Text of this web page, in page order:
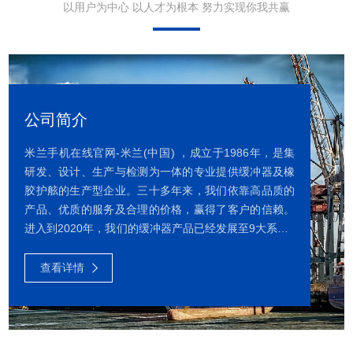
以用户为中心 以人才为根本 努力实现你我共赢
公司简介
米兰手机在线官网-米兰(中国) ，成立于1986年，是集
研发、设计、生产与检测为一体的专业提供缓冲器及橡
胶护舷的生产型企业。三十多年来，我们依靠高品质的
产品、优质的服务及合理的价格，赢得了客户的信赖。
进入到2020年，我们的缓冲器产品已经发展至9大系列1
机在线官网-米兰(中国) 、复合缓冲器、弹簧缓冲器、橡
胶缓冲器、聚氨酯缓冲器等。我们还可以为客户提供定
制化的缓冲器产品和全面的售后服务。我们公司有多项
发明专利、有专业的技术与生产团队、中国首个专业的
查看详情